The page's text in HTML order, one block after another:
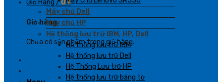
Giỏ Hàng /0₫
Giỏ hàng
Chưa có sản phẩm trong giỏ hàng.
Máy chủ Dell
Máy chủ HP
Hệ thống lưu trữ IBM, HP, Dell
Hệ thống lưu trữ IBM
Hệ thống lưu trữ Dell
Hệ Thống Lưu trữ HP
Hệ thống lưu trữ băng từ